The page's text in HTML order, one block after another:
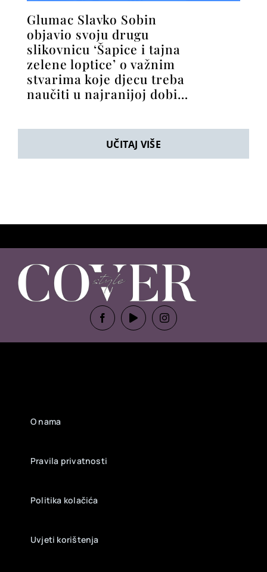
Glumac Slavko Sobin
objavio svoju drugu
slikovnicu ‘Šapice i tajna
zelene loptice’ o važnim
stvarima koje djecu treba
naučiti u najranijoj dobi…
UČITAJ VIŠE
O nama
Pravila privatnosti
Politika kolačića
Uvjeti korištenja